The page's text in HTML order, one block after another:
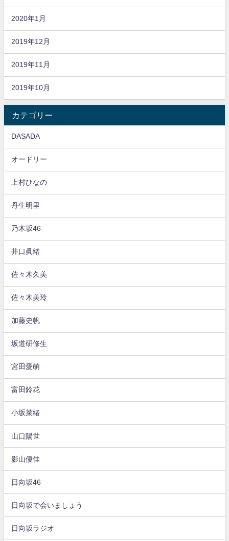
2020年1月
2019年12月
2019年11月
2019年10月
カテゴリー
DASADA
オードリー
上村ひなの
丹生明里
乃木坂46
井口眞緒
佐々木久美
佐々木美玲
加藤史帆
坂道研修生
宮田愛萌
富田鈴花
小坂菜緒
山口陽世
影山優佳
日向坂46
日向坂で会いましょう
日向坂ラジオ